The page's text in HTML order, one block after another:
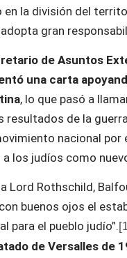
la división del
gran
de Asuntos
una carta
, lo que pasó a
resultados de la
nacional por
los judíos como
Lord Rothschild,
buenos ojos el
para el pueblo judío”.
de Versalles de